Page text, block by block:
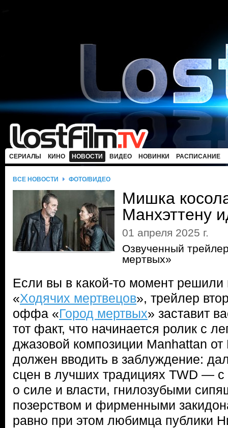
СЕРИАЛЫ КИНО НОВОСТИ ВИДЕО НОВИНКИ РАСПИСАНИЕ
ВСЕ НОВОСТИ ФОТО/ВИДЕО
Мишка
Манхэттену
01 апреля 2025 г.
Озвученный
мертвых»
Если вы в какой-то момент решили
«Ходячих мертвецов», трейлер
оффа «Город мертвых» заставит
тот факт, что начинается ролик с
джазовой композиции Manhattan
должен вводить в заблуждение:
сцен в лучших традициях TWD — с
о силе и власти, гнилозубыми
позерством и фирменными
равно при этом любимца публики